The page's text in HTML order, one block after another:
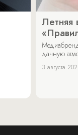
Летняя
дачную
3 августа